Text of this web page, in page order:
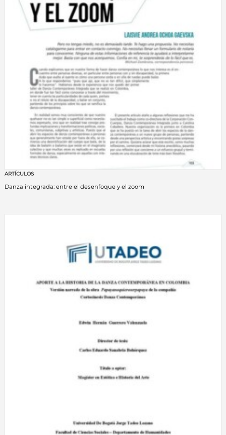
ARTÍCULOS
Danza integrada: entre el desenfoque y el zoom